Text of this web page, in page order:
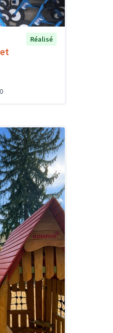
Réalisé
0